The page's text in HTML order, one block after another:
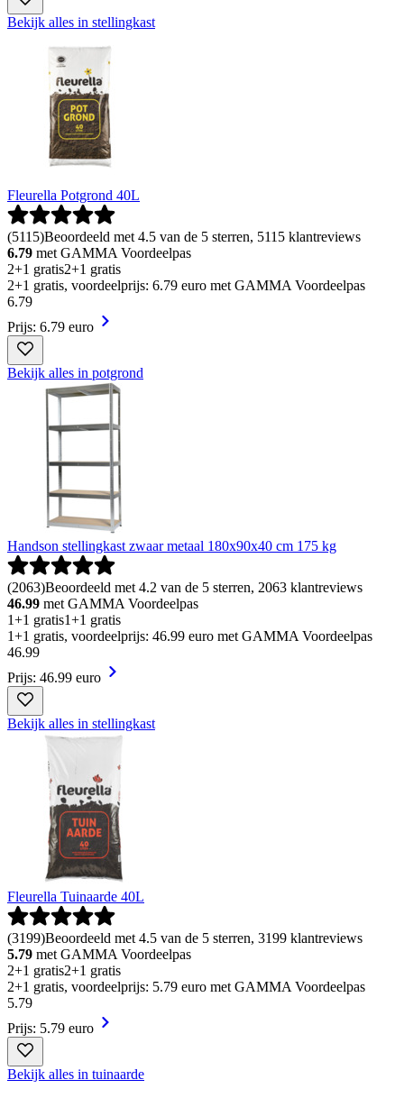
Bekijk alles in stellingkast
Fleurella Potgrond 40L
(5115)Beoordeeld met 4.5 van de 5 sterren, 5115 klantreviews
6.79 met GAMMA Voordeelpas
2+1 gratis2+1 gratis
2+1 gratis, voordeelprijs: 6.79 euro met GAMMA Voordeelpas
6.79
Prijs: 6.79 euro
Bekijk alles in potgrond
Handson stellingkast zwaar metaal 180x90x40 cm 175 kg
(2063)Beoordeeld met 4.2 van de 5 sterren, 2063 klantreviews
46.99 met GAMMA Voordeelpas
1+1 gratis1+1 gratis
1+1 gratis, voordeelprijs: 46.99 euro met GAMMA Voordeelpas
46.99
Prijs: 46.99 euro
Bekijk alles in stellingkast
Fleurella Tuinaarde 40L
(3199)Beoordeeld met 4.5 van de 5 sterren, 3199 klantreviews
5.79 met GAMMA Voordeelpas
2+1 gratis2+1 gratis
2+1 gratis, voordeelprijs: 5.79 euro met GAMMA Voordeelpas
5.79
Prijs: 5.79 euro
Bekijk alles in tuinaarde